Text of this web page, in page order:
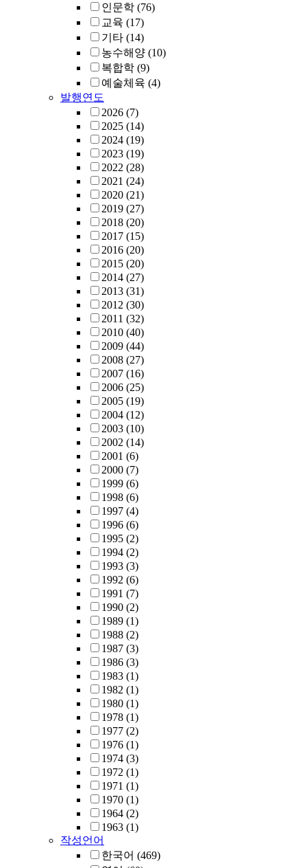
인문학 (76)
교육 (17)
기타 (14)
농수해양 (10)
복합학 (9)
예술체육 (4)
발행연도
2026 (7)
2025 (14)
2024 (19)
2023 (19)
2022 (28)
2021 (24)
2020 (21)
2019 (27)
2018 (20)
2017 (15)
2016 (20)
2015 (20)
2014 (27)
2013 (31)
2012 (30)
2011 (32)
2010 (40)
2009 (44)
2008 (27)
2007 (16)
2006 (25)
2005 (19)
2004 (12)
2003 (10)
2002 (14)
2001 (6)
2000 (7)
1999 (6)
1998 (6)
1997 (4)
1996 (6)
1995 (2)
1994 (2)
1993 (3)
1992 (6)
1991 (7)
1990 (2)
1989 (1)
1988 (2)
1987 (3)
1986 (3)
1983 (1)
1982 (1)
1980 (1)
1978 (1)
1977 (2)
1976 (1)
1974 (3)
1972 (1)
1971 (1)
1970 (1)
1964 (2)
1963 (1)
작성언어
한국어 (469)